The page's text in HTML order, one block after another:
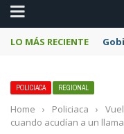
LO MÁS RECIENTE
POLICIACA REGIONAL
Home › Policiaca ›
cuando acudían a un